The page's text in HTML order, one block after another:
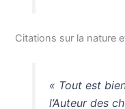
Citations sur la nature
« Tout est
l’Auteur des